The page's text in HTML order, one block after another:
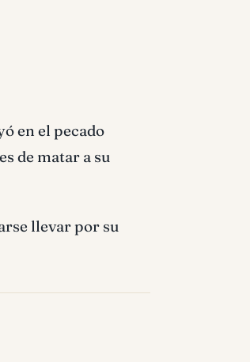
en el pecado
de matar a su
llevar por su